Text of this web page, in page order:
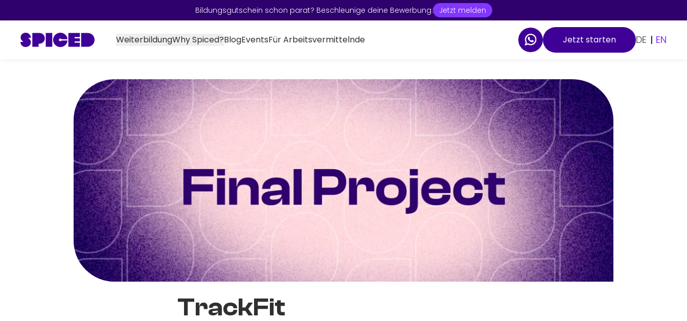
Bildungsgutschein schon parat? Beschleunige deine Bewerbung: Jetzt melden
WeiterbildungWhy Spiced?BlogEventsFür Arbeitsvermittelnde Jetzt starten DE | EN
TrackFit